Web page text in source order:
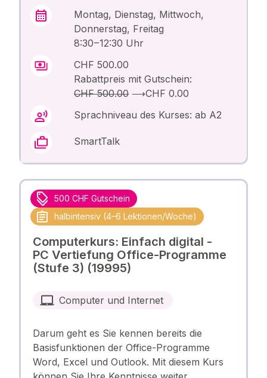
Montag, Dienstag, Mittwoch,
Donnerstag, Freitag
8:30 – 12:30 Uhr
CHF 500.00
Rabattpreis mit Gutschein:
CHF 500.00⟶CHF 0.00
Sprachniveau des Kurses: ab A2
SmartTalk
500 CHF Gutschein
halbintensiv (4–6 Lektionen/Woche)
Computerkurs: Einfach digital -
PC Vertiefung Office-Programme
(Stufe 3) (19995)
Computer und Internet
Darum geht es Sie kennen bereits die
Basisfunktionen der Office-Programme
Word, Excel und Outlook. Mit diesem Kurs